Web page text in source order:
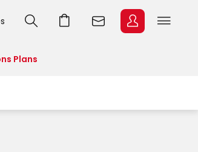
Plans